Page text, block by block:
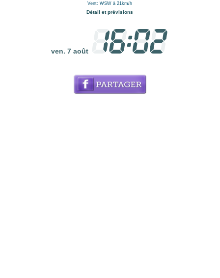
Vent: WSW à 21km/h
Détail et prévisions
ven. 7 août